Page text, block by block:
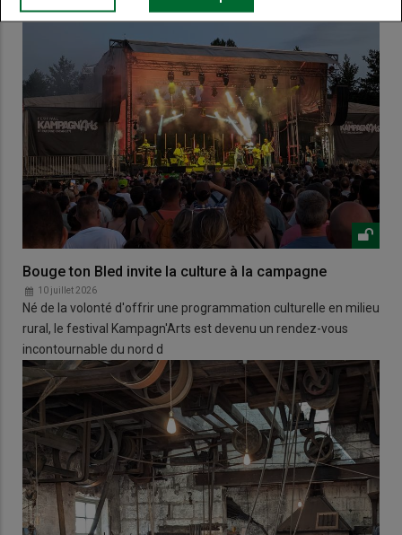
Bouge ton Bled invite la culture à la campagne
10 juillet 2026
Né de la volonté d'offrir une programmation culturelle en milieu
rural, le festival Kampagn'Arts est devenu un rendez-vous
incontournable du nord d